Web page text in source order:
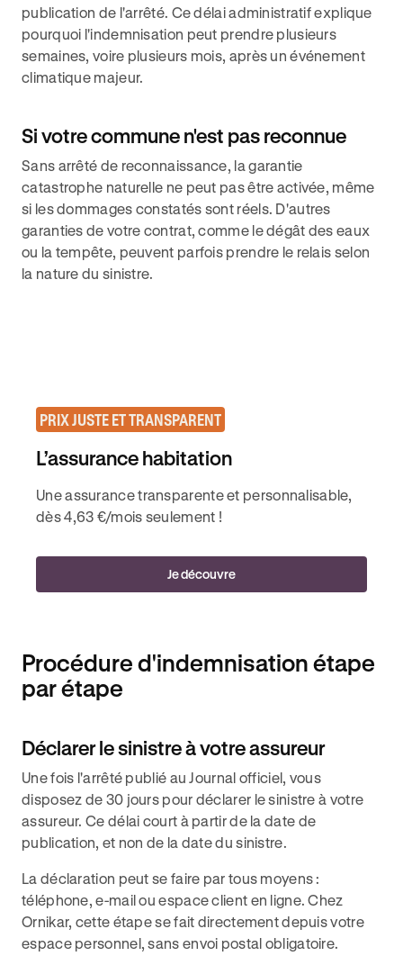
publication de l'arrêté. Ce délai administratif explique
pourquoi l'indemnisation peut prendre plusieurs
semaines, voire plusieurs mois, après un événement
climatique majeur.
Si votre commune n'est pas reconnue
Sans arrêté de reconnaissance, la garantie
catastrophe naturelle ne peut pas être activée, même
si les dommages constatés sont réels. D'autres
garanties de votre contrat, comme le dégât des eaux
ou la tempête, peuvent parfois prendre le relais selon
la nature du sinistre.
PRIX JUSTE ET TRANSPARENT
L’assurance habitation
Une assurance transparente et personnalisable,
dès 4,63 €/mois seulement !
Je découvre
Procédure d'indemnisation étape
par étape
Déclarer le sinistre à votre assureur
Une fois l'arrêté publié au Journal officiel, vous
disposez de 30 jours pour déclarer le sinistre à votre
assureur. Ce délai court à partir de la date de
publication, et non de la date du sinistre.
La déclaration peut se faire par tous moyens :
téléphone, e-mail ou espace client en ligne. Chez
Ornikar, cette étape se fait directement depuis votre
espace personnel, sans envoi postal obligatoire.